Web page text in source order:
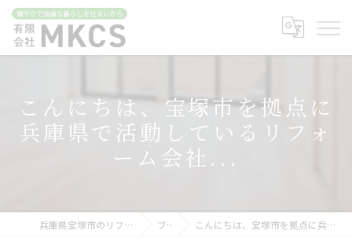
こんにちは、宝塚市を拠点に
兵庫県で活動しているリフォ
ーム会社...
兵庫県宝塚市のリフォームなら有限会社MKCS ブログ こんにちは、宝塚市を拠点に兵庫県で活動しているリフォーム会社...